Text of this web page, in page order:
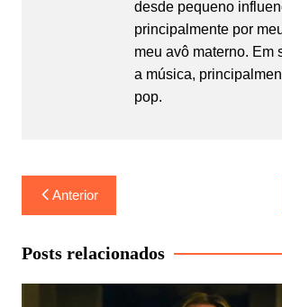
desde pequeno
principalmente por
meu avô materno. Em
a música,
pop.
Navegação
de
Post
Anterior
Posts relacionados